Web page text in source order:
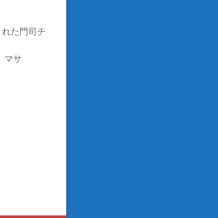
た門司チ
マサ